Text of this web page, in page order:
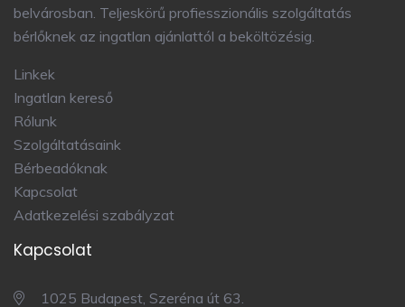
belvárosban. Teljeskörű profiesszionális szolgáltatás
bérlőknek az ingatlan ajánlattól a beköltözésig.
Linkek
Ingatlan kereső
Rólunk
Szolgáltatásaink
Bérbeadóknak
Kapcsolat
Adatkezelési szabályzat
Kapcsolat
1025 Budapest, Szeréna út 63.